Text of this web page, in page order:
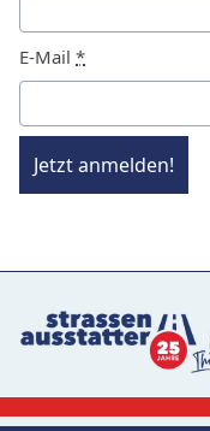
E-Mail *
Jetzt anmelden!